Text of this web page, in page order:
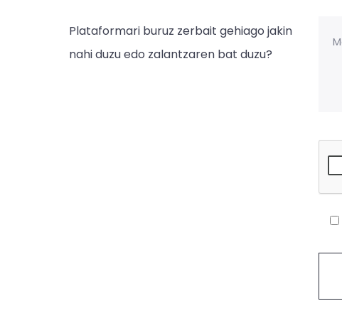
Plataformari buruz zerbait gehiago jakin
nahi duzu edo zalantzaren bat duzu?